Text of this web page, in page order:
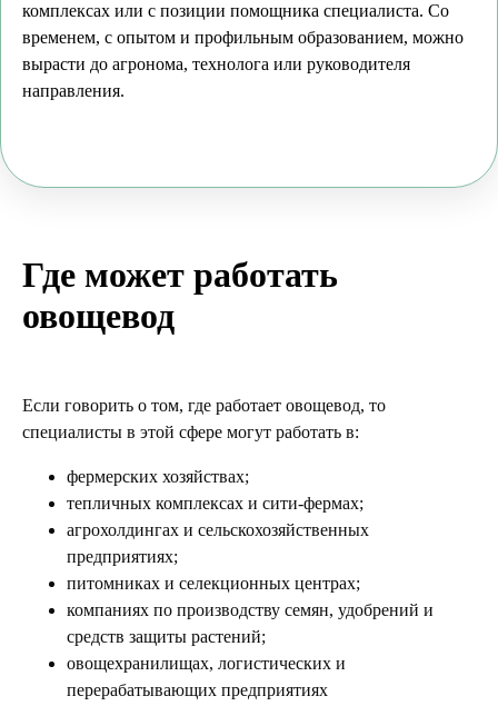
комплексах или с позиции помощника специалиста. Со
временем, с опытом и профильным образованием, можно
вырасти до агронома, технолога или руководителя
направления.
Где может работать
овощевод
Если говорить о том, где работает овощевод, то
специалисты в этой сфере могут работать в:
фермерских хозяйствах;
тепличных комплексах и сити-фермах;
агрохолдингах и сельскохозяйственных
предприятиях;
питомниках и селекционных центрах;
компаниях по производству семян, удобрений и
средств защиты растений;
овощехранилищах, логистических и
перерабатывающих предприятиях